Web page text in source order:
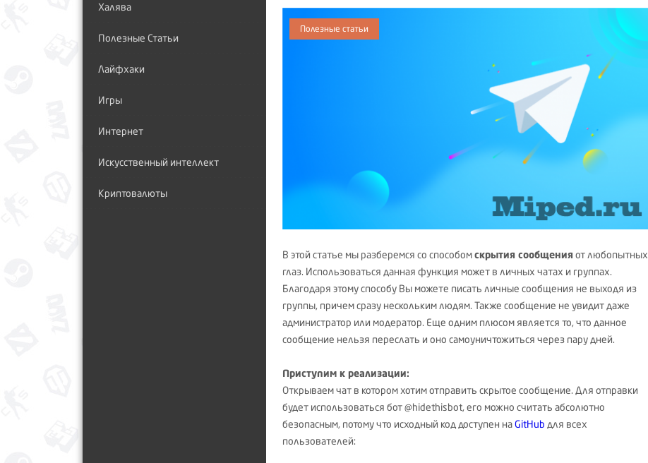
Халява
Полезные Статьи
Лайфхаки
Игры
Интернет
Искусственный интеллект
Криптовалюты
Полезные статьи
В этой статье мы разберемся со способомскрытия сообщения от любопытных
глаз. Использоваться данная функция может в личных чатах и группах.
Благодаря этому способу Вы можете писать личные сообщения не выходя из
группы, причем сразу нескольким людям. Также сообщение не увидит даже
администратор или модератор. Еще одним плюсом является то, что данное
сообщение нельзя переслать и оно самоуничтожиться через пару дней.
Приступим к реализации:
Открываем чат в котором хотим отправить скрытое сообщение. Для отправки
будет использоваться бот @hidethisbot, его можно считать абсолютно
безопасным, потому что исходный код доступен наGitHub для всех
пользователей: